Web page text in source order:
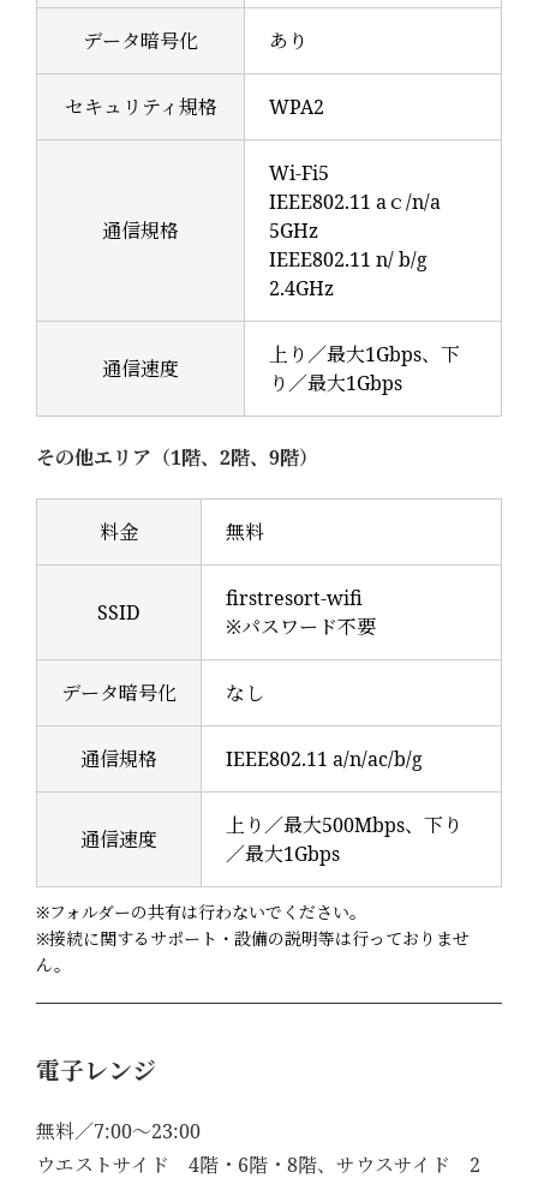
データ暗号化 あり
セキュリティ規格 WPA2
通信規格
Wi-Fi5
IEEE802.11 aｃ/n/a
5GHz
IEEE802.11 n/ b/g
2.4GHz
通信速度
上り／最大1Gbps、下
り／最大1Gbps
その他エリア（1階、2階、9階）
料金 無料
SSID
firstresort-wifi
※パスワード不要
データ暗号化 なし
通信規格 IEEE802.11 a/n/ac/b/g
通信速度
上り／最大500Mbps、下り
／最大1Gbps
※フォルダーの共有は行わないでください。
※接続に関するサポート・設備の説明等は行っておりませ
ん。
電子レンジ
無料／7:00～23:00
ウエストサイド 4階・6階・8階、サウスサイド 2